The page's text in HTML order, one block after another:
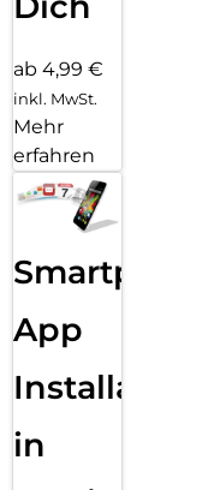
ab 4,99 €
inkl. MwSt.
Mehr
erfahren
Smartphone
App
Installation
in